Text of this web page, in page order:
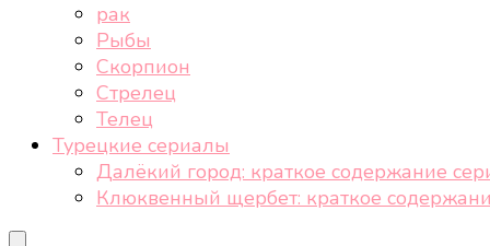
рак
Рыбы
Скорпион
Стрелец
Телец
Турецкие сериалы
Далёкий город: краткое содержание
Клюквенный щербет: краткое